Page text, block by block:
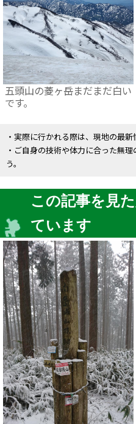
五頭山の菱ヶ岳まだまだ白い
です。
・実際に行かれる際は、現地の最新
・ご自身の技術や体力に合った無
う。
この記事を見
ています